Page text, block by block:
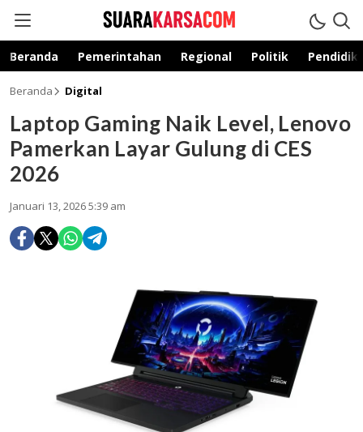
suarakarsa.com
Informasi terpercaya
Beranda Pemerintahan Regional Politik
Beranda Digital
Laptop Gaming Naik Level, Lenovo
Pamerkan Layar Gulung di CES
2026
Januari 13, 2026 5:39 am